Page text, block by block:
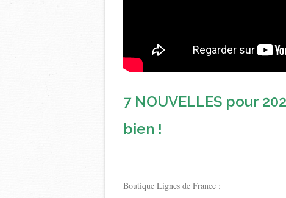
7 NOUVELLES pour
bien !
Boutique Lignes de France :